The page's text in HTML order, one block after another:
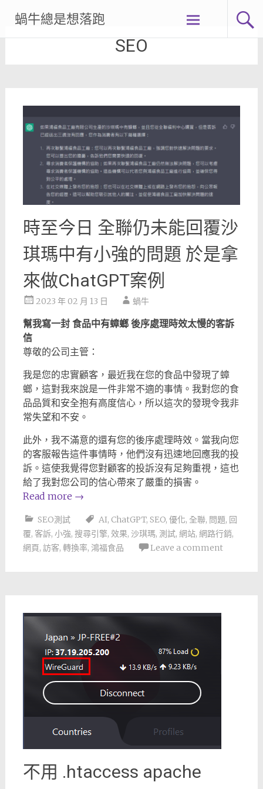
content
蝸牛總是想落跑
SEO
時至今日 全聯仍未能回覆沙
琪瑪中有小強的問題 於是拿
來做ChatGPT案例
2023 年 02 月 13 日 蝸牛
幫我寫一封 食品中有蟑螂 後序處理時效太慢的客訴
信
尊敬的公司主管：
我是您的忠實顧客，最近我在您的食品中發現了蟑
螂，這對我來說是一件非常不適的事情。我對您的食
品品質和安全抱有高度信心，所以這次的發現令我非
常失望和不安。
此外，我不滿意的還有您的後序處理時效。當我向您
的客服報告這件事情時，他們沒有迅速地回應我的投
訴。這使我覺得您對顧客的投訴沒有足夠重視，這也
給了我對您公司的信心帶來了嚴重的損害。
Read more →
SEO測試 AI, ChatGPT, SEO, 優化, 全聯, 問題, 回
覆, 客訴, 小強, 搜尋引擎, 效果, 沙琪瑪, 測試, 網站, 網路行銷,
網頁, 訪客, 轉換率, 鴻福食品 Leave a comment
不用 .htaccess apache